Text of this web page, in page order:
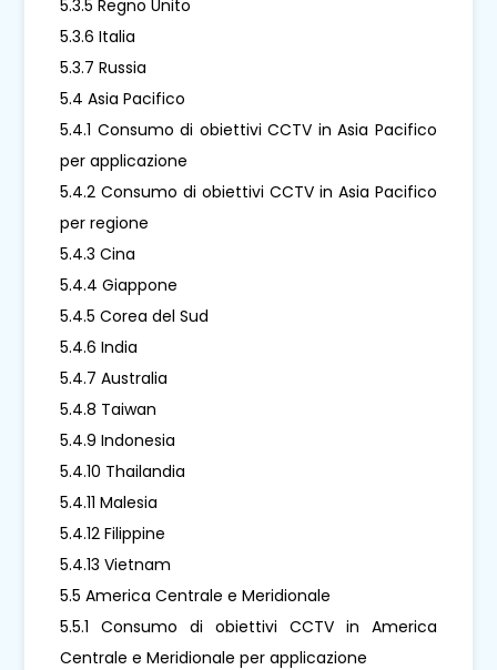
5.3.5 Regno Unito
5.3.6 Italia
5.3.7 Russia
5.4 Asia Pacifico
5.4.1 Consumo di obiettivi CCTV in Asia Pacifico
per applicazione
5.4.2 Consumo di obiettivi CCTV in Asia Pacifico
per regione
5.4.3 Cina
5.4.4 Giappone
5.4.5 Corea del Sud
5.4.6 India
5.4.7 Australia
5.4.8 Taiwan
5.4.9 Indonesia
5.4.10 Thailandia
5.4.11 Malesia
5.4.12 Filippine
5.4.13 Vietnam
5.5 America Centrale e Meridionale
5.5.1 Consumo di obiettivi CCTV in America
Centrale e Meridionale per applicazione